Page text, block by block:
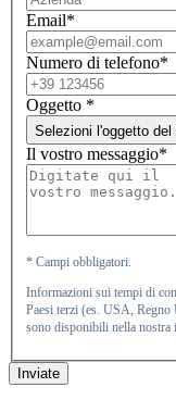
Email*
Numero di telefono*
Oggetto *
Selezioni l'oggetto
Il vostro messaggio*
* Campi obbligatori.
Informazioni sui tempi di
Paesi terzi (es. USA, Regno
sono disponibili nella nostra
Inviate